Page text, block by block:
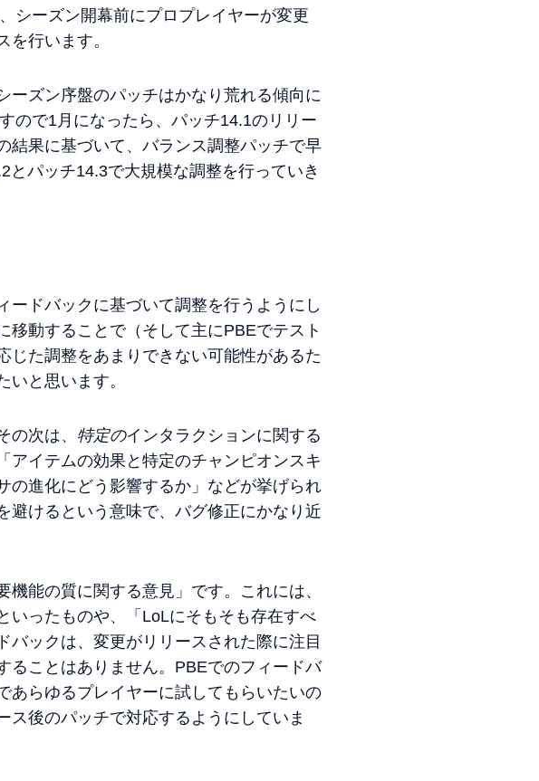
シーズン開幕前にプロプレイヤーが変更
行います。
ーズン序盤のパッチはかなり荒れる傾向に
ので1月になったら、パッチ14.1のリリー
結果に基づいて、バランス調整パッチで早
パッチ14.3で大規模な調整を行っていき
ードバックに基づいて調整を行うようにし
動することで（そして主にPBEでテスト
じた調整をあまりできない可能性があるた
と思います。
次は、 特定のインタラクションに関する
アイテムの効果と特定のチャンピオンスキ
の進化にどう影響するか」などが挙げられ
避けるという意味で、バグ修正にかなり近
能の質に関する意見」です。これには、
いったものや、「LoLにそもそも存在すべ
ックは、変更がリリースされた際に注目
ることはありません。PBEでのフィードバ
あらゆるプレイヤーに試してもらいたいの
後のパッチで対応するようにしていま